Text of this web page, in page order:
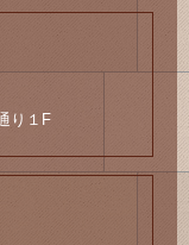
り１F